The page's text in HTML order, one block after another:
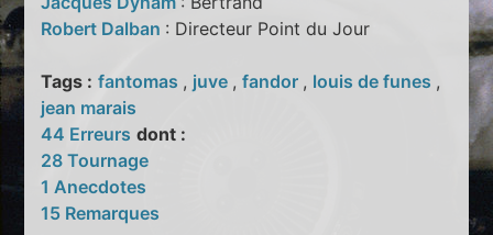
Robert Dalban : Directeur Point du Jour
Tags : fantomas , juve ,fandor , louis de funes ,
jean marais
44 Erreurs dont :
28 Tournage
1 Anecdotes
15 Remarques